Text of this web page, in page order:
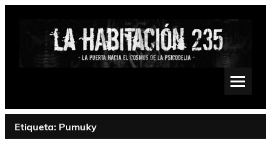
Saltar
Psychedelic, Stoner, Doom, Sludge, Fuzz, Space, Drone
Etiqueta: Pumuky